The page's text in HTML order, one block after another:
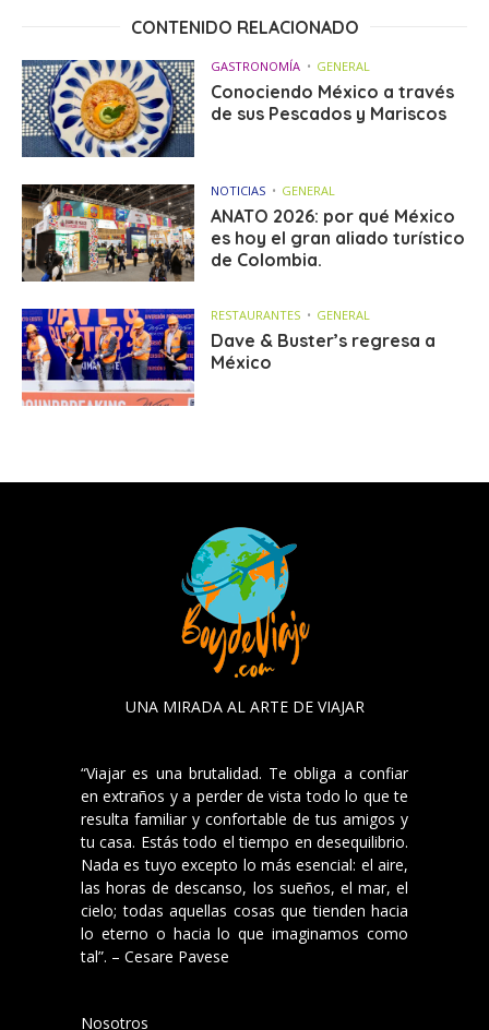
CONTENIDO RELACIONADO
GASTRONOMÍA GENERAL
Conociendo México a través
de sus Pescados y Mariscos
NOTICIAS GENERAL
ANATO 2026: por qué México
es hoy el gran aliado turístico
de Colombia.
RESTAURANTES GENERAL
Dave & Buster’s regresa a
México
UNA MIRADA AL ARTE DE VIAJAR
“Viajar es una brutalidad. Te obliga a confiar
en extraños y a perder de vista todo lo que te
resulta familiar y confortable de tus amigos y
tu casa. Estás todo el tiempo en desequilibrio.
Nada es tuyo excepto lo más esencial: el aire,
las horas de descanso, los sueños, el mar, el
cielo; todas aquellas cosas que tienden hacia
lo eterno o hacia lo que imaginamos como
tal”. – Cesare Pavese
Nosotros